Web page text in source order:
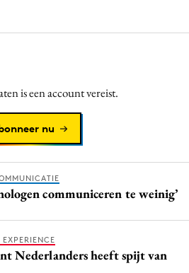
is een account vereist.
nu
communiceren te weinig’
Nederlanders heeft spijt van